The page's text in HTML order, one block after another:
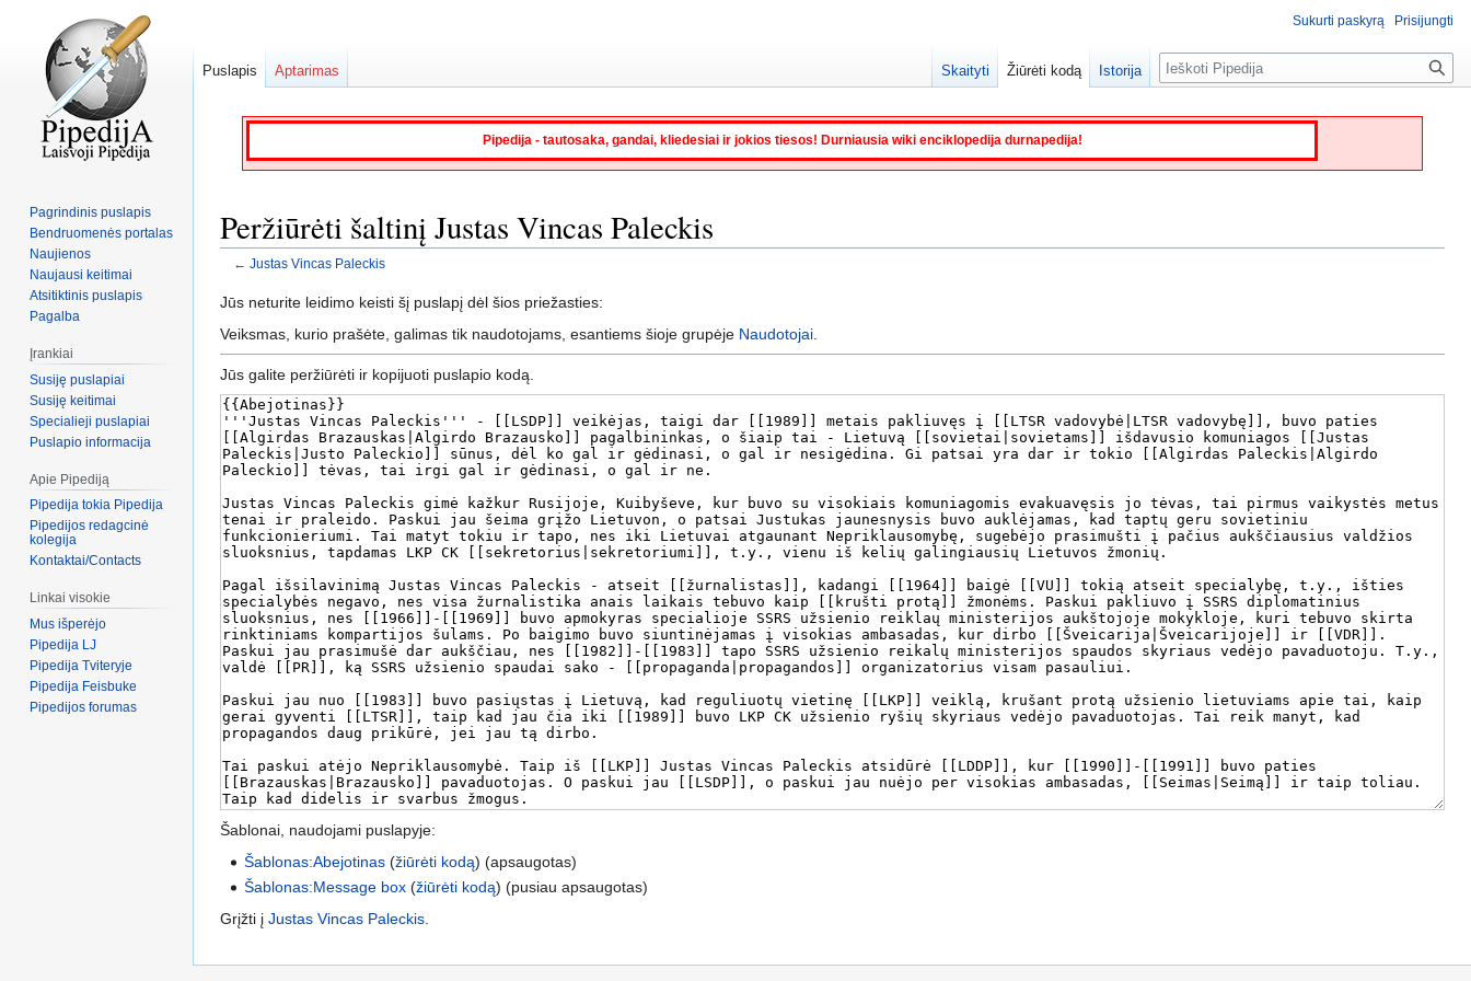
Pipedija - tautosaka, gandai, kliedesiai ir jokios tiesos! Durniausia wiki enciklopedija durnapedija!
Peržiūrėti šaltinį Justas Vincas Paleckis
← Justas Vincas Paleckis
Jump
to
Jump
to
Jūs neturite leidimo keisti šį puslapį dėl šios priežasties:
Veiksmas, kurio prašėte, galimas tik naudotojams, esantiems šioje grupėje Naudotojai
Jūs galite peržiūrėti ir kopijuoti puslapio kodą.
Šablonai, naudojami puslapyje:
Šablonas:Abejotinas (žiūrėti kodą) (apsaugotas)
Šablonas:Message box (žiūrėti kodą) (pusiau apsaugotas)
Grįžti į Justas Vincas Paleckis
Sukurti paskyrą Prisijungti
Puslapis Aptarimas Skaityti Žiūrėti kodą Istorija Paieška
Pagrindinis puslapis
Bendruomenės portalas
Naujienos
Naujausi keitimai
Atsitiktinis puslapis
Pagalba
Įrankiai
Susiję puslapiai
Susiję keitimai
Specialieji puslapiai
Puslapio informacija
Apie Pipediją
Pipedija tokia Pipedija
Pipedijos redagcinė
kolegija
Kontaktai/Contacts
Linkai visokie
Mus išperėjo
Pipedija LJ
Pipedija Tviteryje
Pipedija Feisbuke
Pipedijos forumas